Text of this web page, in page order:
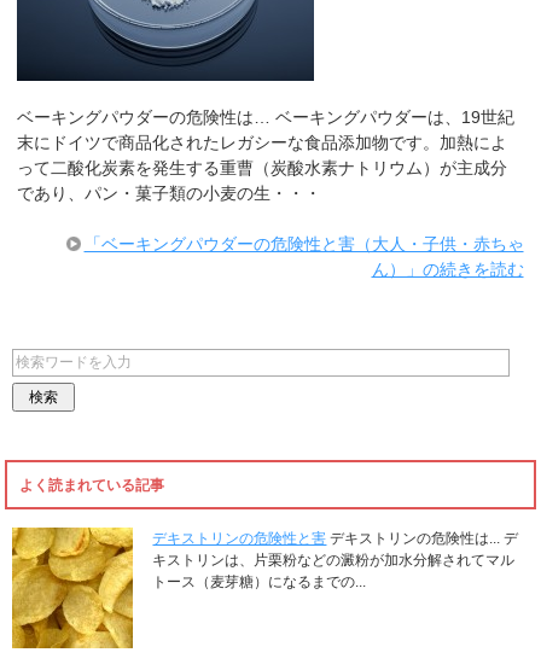
ベーキングパウダーの危険性は… ベーキングパウダーは、19世紀
末にドイツで商品化されたレガシーな食品添加物です。加熱によ
って二酸化炭素を発生する重曹（炭酸水素ナトリウム）が主成分
であり、パン・菓子類の小麦の生・・・
「ベーキングパウダーの危険性と害（大人・子供・赤ちゃ
ん）」の続きを読む
よく読まれている記事
デキストリンの危険性と害 デキストリンの危険性は... デ
キストリンは、片栗粉などの澱粉が加水分解されてマル
トース（麦芽糖）になるまでの...